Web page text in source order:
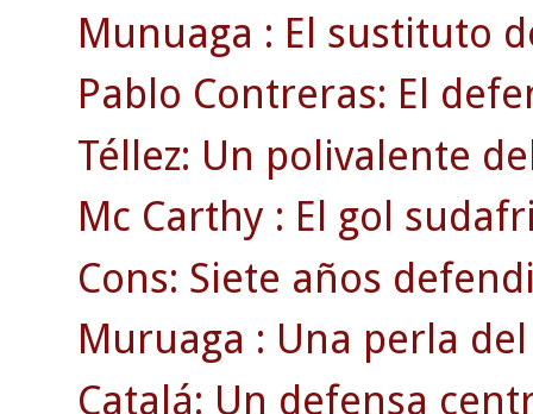
Munuaga : El sustituto
Pablo Contreras: El
Téllez: Un polivalente
Mc Carthy : El gol
Cons: Siete años
Muruaga : Una perla
Catalá: Un defensa